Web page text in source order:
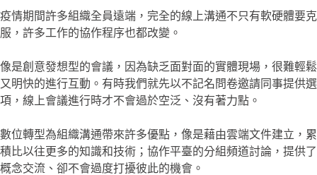
疫情期間許多組織全員遠端，完全的線上溝通不只有軟硬體要克
服，許多工作的協作程序也都改變。
像是創意發想型的會議，因為缺乏面對面的實體現場，很難輕鬆
又明快的進行互動。有時我們就先以不記名問卷邀請同事提供選
項，線上會議進行時才不會過於空泛、沒有著力點。
數位轉型為組織溝通帶來許多優點，像是藉由雲端文件建立，累
積比以往更多的知識和技術；協作平臺的分組頻道討論，提供了
概念交流、卻不會過度打擾彼此的機會。